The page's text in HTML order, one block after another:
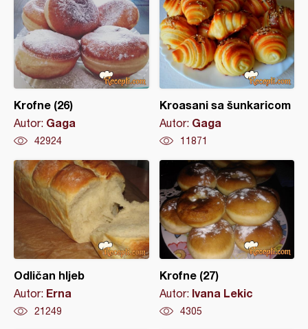
Krofne (26)
Autor: Gaga
42924
Kroasani sa šunkaricom
Autor: Gaga
11871
Odličan hljeb
Autor: Erna
21249
Krofne (27)
Autor: Ivana Lekic
4305